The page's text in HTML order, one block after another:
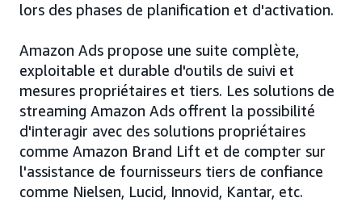
lors des phases de planification et d'activation.
Amazon Ads propose une suite complète,
exploitable et durable d'outils de suivi et
mesures propriétaires et tiers. Les solutions de
streaming Amazon Ads offrent la possibilité
d'interagir avec des solutions propriétaires
comme Amazon Brand Lift et de compter sur
l'assistance de fournisseurs tiers de confiance
comme Nielsen, Lucid, Innovid, Kantar, etc.